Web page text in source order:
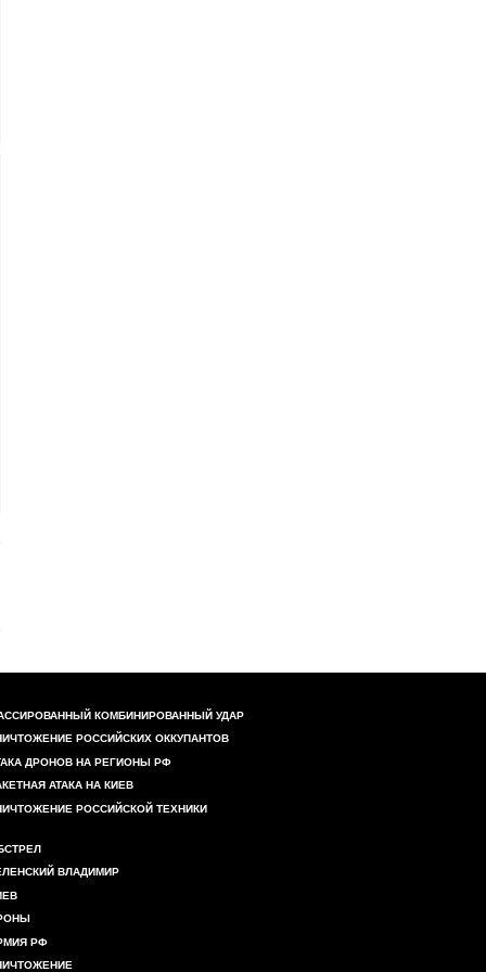
КОМБИНИРОВАННЫЙ УДАР
РОССИЙСКИХ ОККУПАНТОВ
ДРОНОВ НА РЕГИОНЫ РФ
АТАКА НА КИЕВ
РОССИЙСКОЙ ТЕХНИКИ
ВЛАДИМИР
РФ